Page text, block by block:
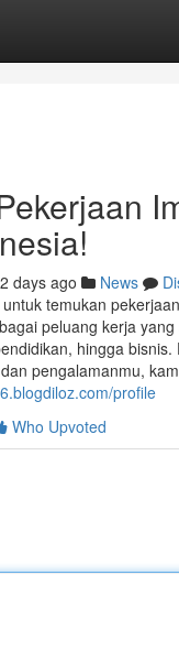
days ago News
temukan
peluang kerja
hingga bisnis.
pengalamanmu,
profile
Who Upvoted